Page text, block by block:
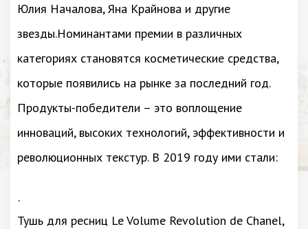
Юлия Началова, Яна Крайнова и другие
звезды.Номинантами премии в различных
категориях становятся косметические средства,
которые появились на рынке за последний год.
Продукты-победители – это воплощение
инноваций, высоких технологий, эффективности и
революционных текстур. В 2019 году ими стали:
·
Тушь для ресниц Le Volume Revolution de Chanel,